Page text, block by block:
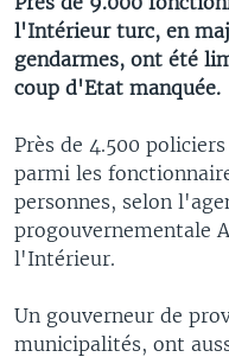
l'Intérieur turc, en
gendarmes, ont été
coup d'Etat manquée.
Près de 4.500
parmi les
personnes, selon
progouvernementale
l'Intérieur.
Un gouverneur de
municipalités, ont